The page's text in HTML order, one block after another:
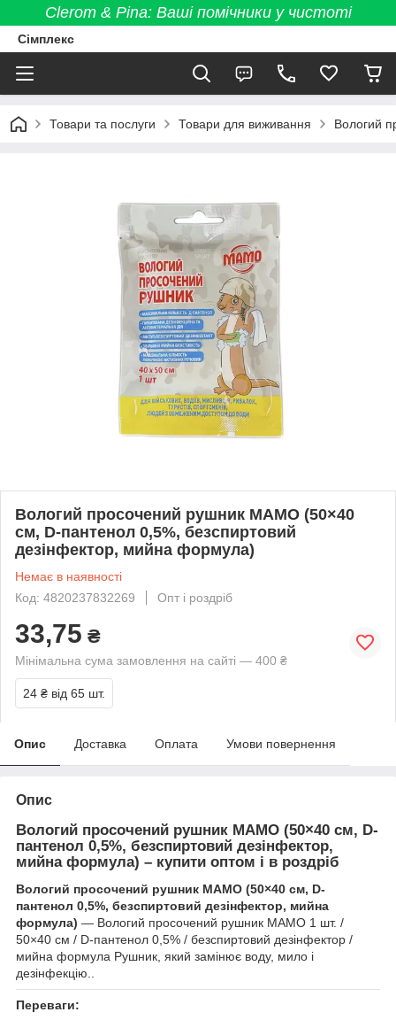
Clerom & Pina: Ваші помічники у чистоті
Сімплекс
Товари та послуги Товари для виживання Вологий
Вологий просочений рушник МАМО (50×40
см, D-пантенол 0,5%, безспиртовий
дезінфектор, мийна формула)
Немає в наявності
Код: 4820237832269
Опт і роздріб
33,75 ₴
Мінімальна сума замовлення на сайті — 400 ₴
24 ₴ від 65 шт.
Опис Доставка Оплата Умови повернення
Опис
Вологий просочений рушник МАМО (50×40 см, D-
пантенол 0,5%, безспиртовий дезінфектор,
мийна формула) – купити оптом і в роздріб
Вологий просочений рушник МАМО (50×40 см, D-
пантенол 0,5%, безспиртовий дезінфектор, мийна
формула) — Вологий просочений рушник МАМО 1 шт. /
50×40 см / D-пантенол 0,5% / безспиртовий дезінфектор /
мийна формула Рушник, який замінює воду, мило і
дезінфекцію..
Переваги: